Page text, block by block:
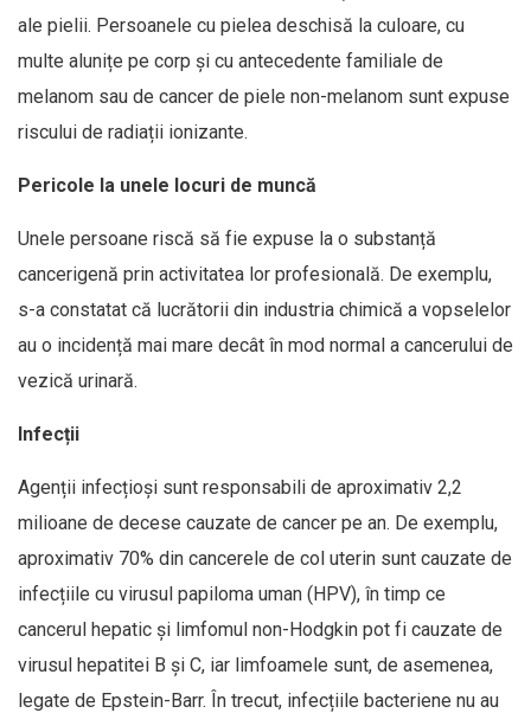
ale pielii. Persoanele cu pielea deschisă la culoare, cu
multe alunițe pe corp și cu antecedente familiale de
melanom sau de cancer de piele non-melanom sunt expuse
riscului de radiații ionizante.
Pericole la unele locuri de muncă
Unele persoane riscă să fie expuse la o substanță
cancerigenă prin activitatea lor profesională. De exemplu,
s-a constatat că lucrătorii din industria chimică a vopselelor
au o incidență mai mare decât în mod normal a cancerului de
vezică urinară.
Infecții
Agenții infecțioși sunt responsabili de aproximativ 2,2
milioane de decese cauzate de cancer pe an. De exemplu,
aproximativ 70% din cancerele de col uterin sunt cauzate de
infecțiile cu virusul papiloma uman (HPV), în timp ce
cancerul hepatic și limfomul non-Hodgkin pot fi cauzate de
virusul hepatitei B și C, iar limfoamele sunt, de asemenea,
legate de Epstein-Barr. În trecut, infecțiile bacteriene nu au